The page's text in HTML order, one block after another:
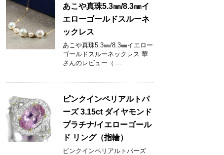
あこや真珠5.3㎜/8.3㎜イ
エローゴールドスルーネ
ックレス
あこや真珠5.3㎜/8.3㎜イエロー
ゴールドスルーネックレス 華
さんのレビュー（ ...
ピンクインペリアルトパ
ーズ 3.15ct ダイヤモンド
プラチナ/イエローゴール
ド リング（指輪）
ピンクインペリアルトパーズ